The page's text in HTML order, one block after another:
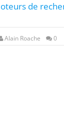
de
Alain Roache 0